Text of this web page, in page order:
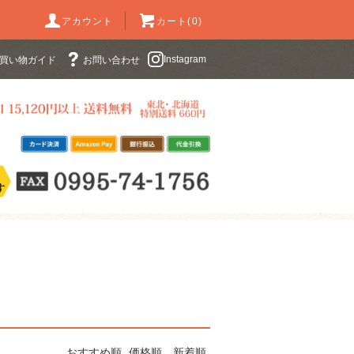
アカウント カート(0)
い物ガイド お問い合わせ Instagram